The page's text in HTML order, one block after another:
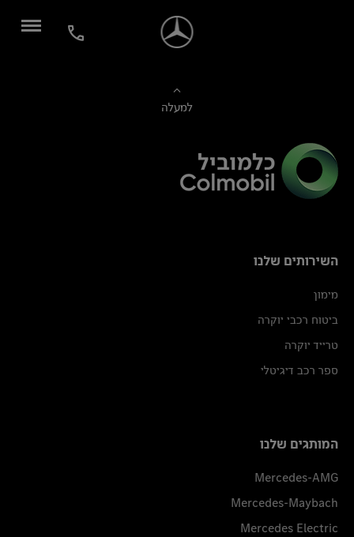
למעלה
השירותים שלנו
מימון
ביטוח רכבי יוקרה
טרייד יוקרה
ספר רכב דיגיטלי
המותגים שלנו
Mercedes-AMG
Mercedes-Maybach
Mercedes Electric